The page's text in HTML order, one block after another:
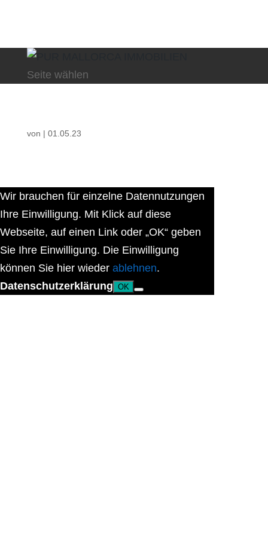
Seite wählen
von | 01.05.23
Wir brauchen für einzelne Datennutzungen
Ihre Einwilligung. Mit Klick auf diese
Webseite, auf einen Link oder „OK“ geben
Sie Ihre Einwilligung. Die Einwilligung
können Sie hier wieder ablehnen.
Datenschutzerklärung OK